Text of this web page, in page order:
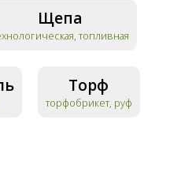
Щепа
топливная
Торф
торфобрикет, руф